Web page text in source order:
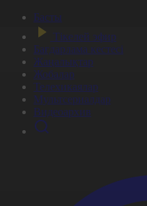
Басты
Тікелей эфир
Бағдарлама кестесі
Жаңалықтар
Жобалар
Телехикаялар
Мультсериалдар
Видеоархив